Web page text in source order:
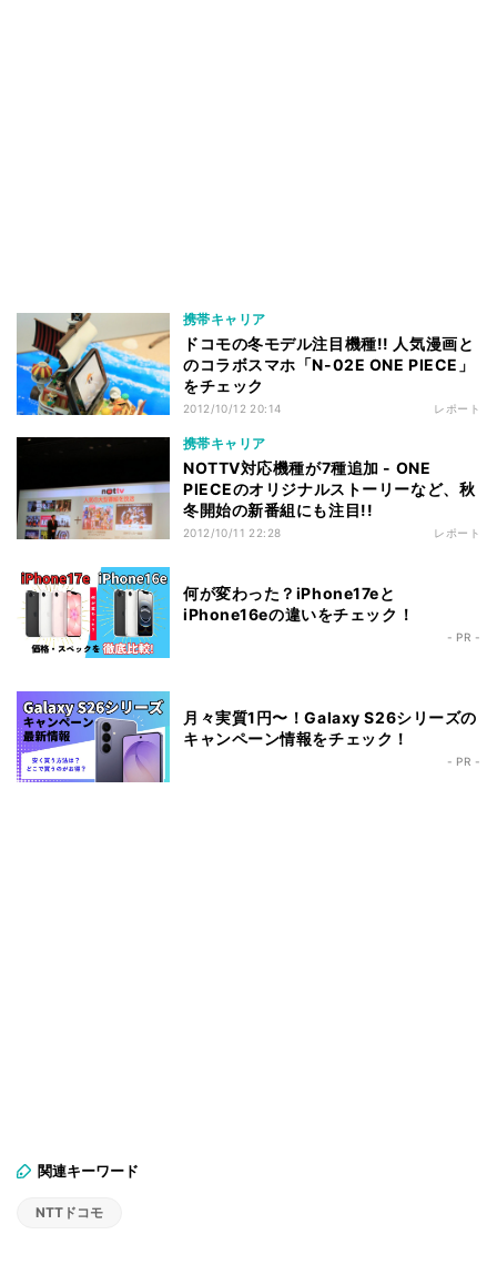
携帯キャリア
ドコモの冬モデル注目機種!! 人気漫画と
のコラボスマホ「N-02E ONE PIECE」
をチェック
2012/10/12 20:14 レポート
携帯キャリア
NOTTV対応機種が7種追加 - ONE
PIECEのオリジナルストーリーなど、秋
冬開始の新番組にも注目!!
2012/10/11 22:28 レポート
何が変わった？iPhone17eと
iPhone16eの違いをチェック！
- PR -
月々実質1円〜！Galaxy S26シリーズの
キャンペーン情報をチェック！
- PR -
関連キーワード
NTTドコモ